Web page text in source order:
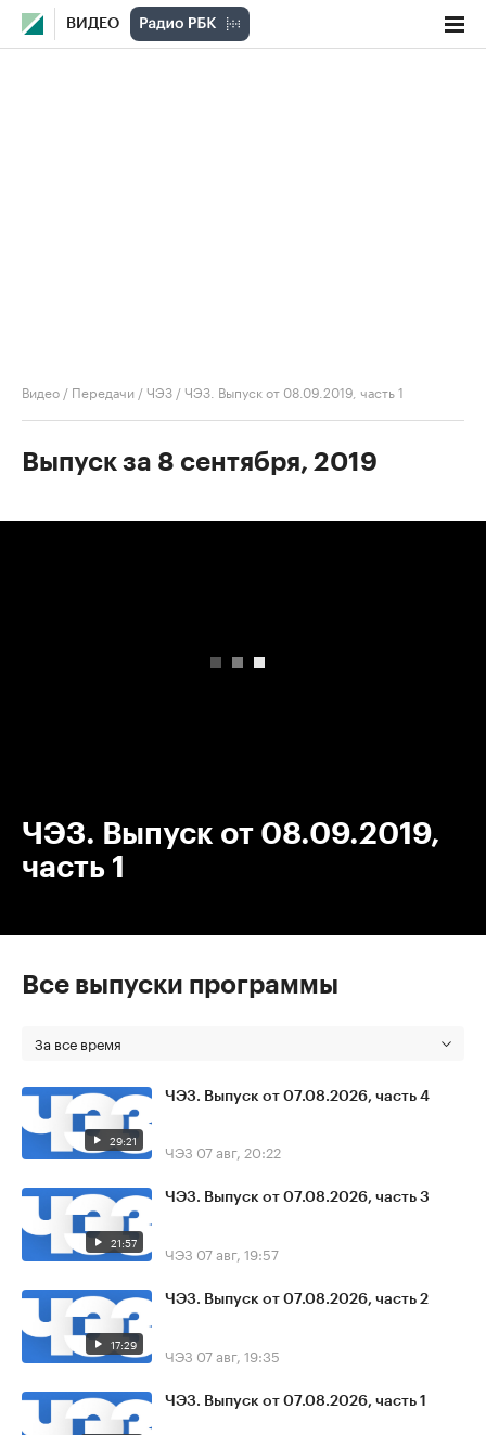
ВИДЕО
Видео / Передачи /ЧЭЗ /ЧЭЗ. Выпуск от 08.09.2019, часть 1
Выпуск за 8 сентября, 2019
ЧЭЗ. Выпуск от 08.09.2019,
часть 1
Все выпуски программы
За все время
29:21
ЧЭЗ. Выпуск от 07.08.2026, часть 4
ЧЭЗ 07 авг, 20:22
21:57
ЧЭЗ. Выпуск от 07.08.2026, часть 3
ЧЭЗ 07 авг, 19:57
17:29
ЧЭЗ. Выпуск от 07.08.2026, часть 2
ЧЭЗ 07 авг, 19:35
ЧЭЗ. Выпуск от 07.08.2026, часть 1